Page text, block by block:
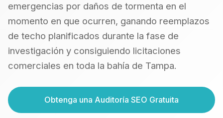
emergencias por daños de tormenta en el
momento en que ocurren, ganando reemplazos
de techo planificados durante la fase de
investigación y consiguiendo licitaciones
comerciales en toda la bahía de Tampa.
Obtenga una Auditoría SEO Gratuita